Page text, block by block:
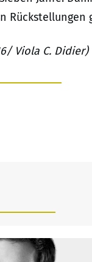
Rückstellungen
Viola C. Didier)